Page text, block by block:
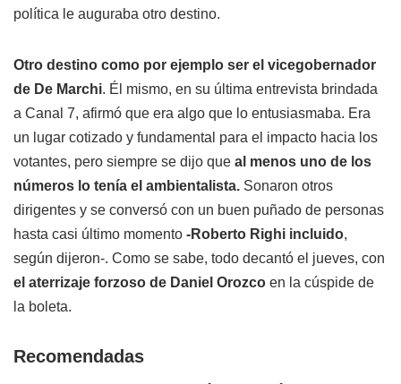
política le auguraba otro destino.
Otro destino como por ejemplo ser el vicegobernador
de De Marchi. Él mismo, en su última entrevista brindada
a Canal 7, afirmó que era algo que lo entusiasmaba. Era
un lugar cotizado y fundamental para el impacto hacia los
votantes, pero siempre se dijo que al menos uno de los
números lo tenía el ambientalista. Sonaron otros
dirigentes y se conversó con un buen puñado de personas
hasta casi último momento -Roberto Righi incluido,
según dijeron-. Como se sabe, todo decantó el jueves, con
el aterrizaje forzoso de Daniel Orozco en la cúspide de
la boleta.
Recomendadas